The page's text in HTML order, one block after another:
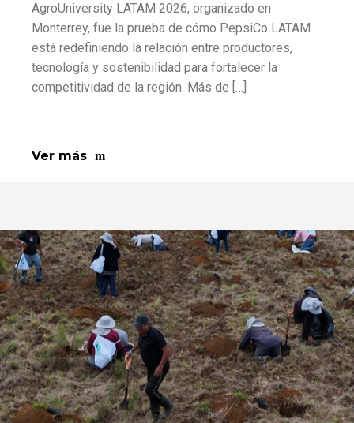
AgroUniversity LATAM 2026, organizado en
Monterrey, fue la prueba de cómo PepsiCo LATAM
está redefiniendo la relación entre productores,
tecnología y sostenibilidad para fortalecer la
competitividad de la región. Más de […]
Ver más